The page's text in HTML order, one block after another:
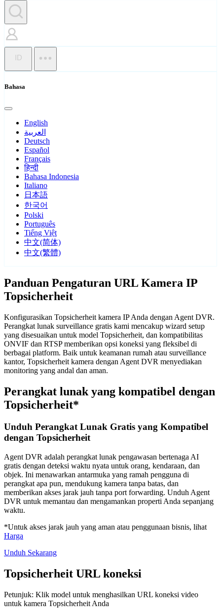
ID
Bahasa
English
العربية
Deutsch
Español
Français
हिन्दी
Bahasa Indonesia
Italiano
日本語
한국어
Polski
Português
Tiếng Việt
中文(简体)
中文(繁體)
Panduan Pengaturan URL Kamera IP
Topsicherheit
Konfigurasikan Topsicherheit kamera IP Anda dengan Agent DVR.
Perangkat lunak surveillance gratis kami mencakup wizard setup
yang disesuaikan untuk model Topsicherheit, dan kompatibilitas
ONVIF dan RTSP memberikan opsi koneksi yang fleksibel di
berbagai platform. Baik untuk keamanan rumah atau surveillance
kantor, Topsicherheit kamera dengan Agent DVR menyediakan
monitoring yang andal dan aman.
Perangkat lunak yang kompatibel dengan
Topsicherheit*
Unduh Perangkat Lunak Gratis yang Kompatibel
dengan Topsicherheit
Agent DVR adalah perangkat lunak pengawasan bertenaga AI
gratis dengan deteksi waktu nyata untuk orang, kendaraan, dan
objek. Ini menawarkan antarmuka yang ramah pengguna di
perangkat apa pun, mendukung kamera tanpa batas, dan
memberikan akses jarak jauh tanpa port forwarding. Unduh Agent
DVR untuk memantau dan mengamankan properti Anda sepanjang
waktu.
*Untuk akses jarak jauh yang aman atau penggunaan bisnis, lihat
Harga
Unduh Sekarang
Topsicherheit URL koneksi
Petunjuk: Klik model untuk menghasilkan URL koneksi video
untuk kamera Topsicherheit Anda